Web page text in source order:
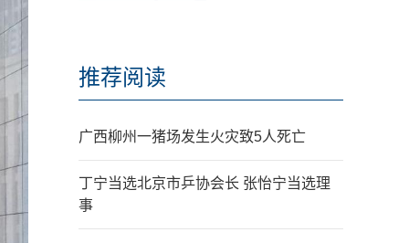
推荐阅读
广西柳州一猪场发生火灾致5人死亡
丁宁当选北京市乒协会长 张怡宁当选理
事